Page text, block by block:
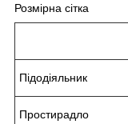
Розмірна сітка
Підодіяльник
Простирадло